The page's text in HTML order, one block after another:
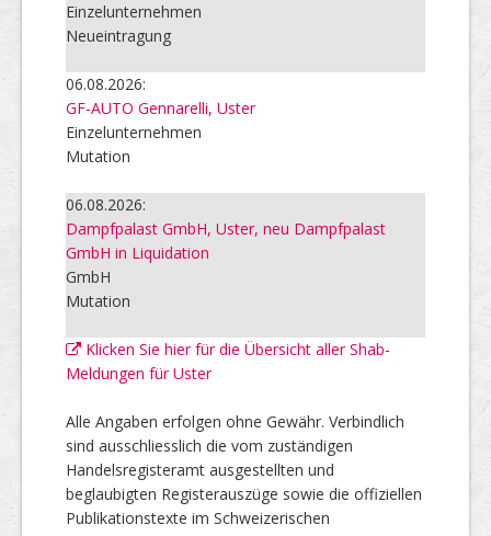
Einzelunternehmen
Neueintragung
06.08.2026:
GF-AUTO Gennarelli, Uster
Einzelunternehmen
Mutation
06.08.2026:
Dampfpalast GmbH, Uster, neu Dampfpalast
GmbH in Liquidation
GmbH
Mutation
Klicken Sie hier für die Übersicht aller Shab-
Meldungen für Uster
Alle Angaben erfolgen ohne Gewähr. Verbindlich
sind ausschliesslich die vom zuständigen
Handelsregisteramt ausgestellten und
beglaubigten Registerauszüge sowie die offiziellen
Publikationstexte im Schweizerischen